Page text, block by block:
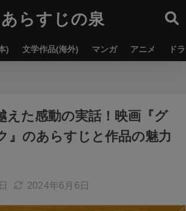
あらすじの泉
) 文学作品(海外) マンガ アニメ ド
えた感動の実話！映画『グ
』のあらすじと作品の魅力
2024年6月6日